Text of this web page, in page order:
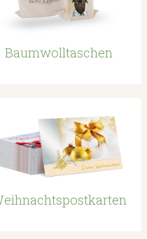
Baumwolltaschen